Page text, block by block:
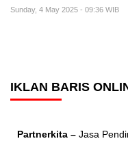
Sunday, 4 May 2025 - 09:36 WIB
IKLAN BARIS
Partnerkita – Jasa